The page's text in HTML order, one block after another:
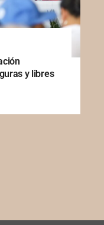
y libres